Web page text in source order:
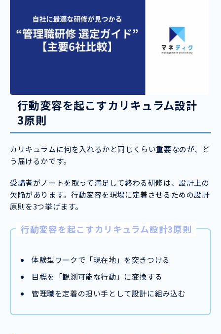
行動変容を起こすカリキュラム設計
3原則
カリキュラムに何を入れるかと同じくらい重要なのが、ど
う届けるかです。
受講者がノートを取って満足して終わる研修は、設計上の
欠陥があります。行動変容を現場に定着させるための設計
原則を3つ挙げます。
行動変容を起こすカリキュラム設計3原則
体験型ワークで「現在地」を突きつける
目標を「観測可能な行動」に変換する
管理職を定着の担い手として設計に組み込む